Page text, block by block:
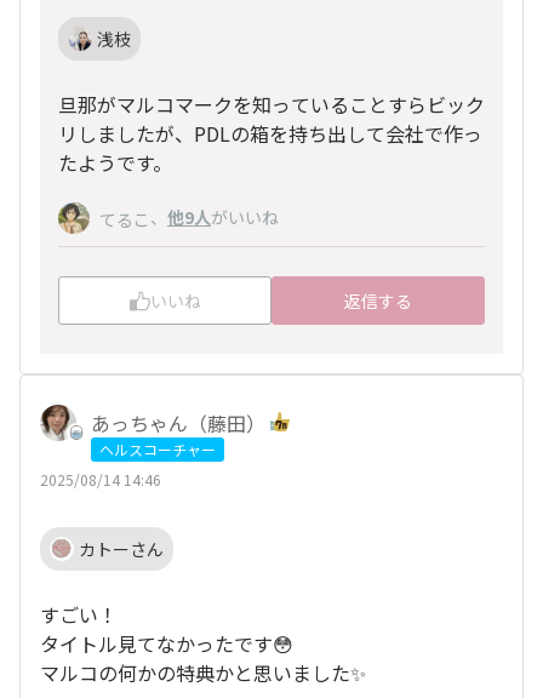
浅枝
旦那がマルコマークを知っていることすらビック
リしましたが、PDLの箱を持ち出して会社で作っ
たようです。
てるこ 、 他9人がいいね
いいね 返信する
あっちゃん（藤田）
ヘルスコーチャー
2025/08/14 14:46
カトーさん
すごい！
タイトル見てなかったです😳
マルコの何かの特典かと思いました✨